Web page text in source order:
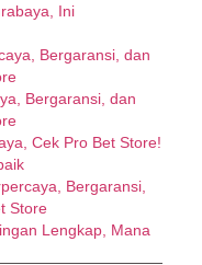
Ini
Bergaransi, dan
Bergaransi, dan
Cek Pro Bet Store!
Bergaransi,
Store
Lengkap, Mana